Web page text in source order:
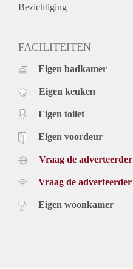
Bezichtiging
FACILITEITEN
Eigen badkamer
Eigen keuken
Eigen toilet
Eigen voordeur
Vraag de adverteerder
Vraag de adverteerder
Eigen woonkamer